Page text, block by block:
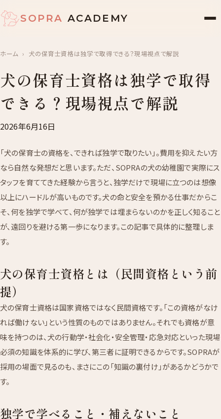
SOPRA ACADEMY
ホーム › 犬の保育士資格は独学で取得できる？現場視点で解説
犬の保育士資格は独学で取得
できる？現場視点で解説
2026年6月16日
「犬の保育士の資格を、できれば独学で取りたい」。費用を抑えたい方
なら自然な発想だと思います。ただ、SOPRAの犬の幼稚園で実際にス
タッフを育ててきた経験から言うと、独学だけで現場に立つのは想像
以上にハードルが高いものです。犬の命と安全を預かる仕事だからこ
そ、何を独学で学べて、何が独学では埋まらないのかを正しく知ること
が、遠回りを避ける第一歩になります。この記事で具体的に整理しま
す。
犬の保育士資格とは（民間資格という前
提）
犬の保育士資格は国家資格ではなく民間資格です。「この資格がなけ
れば働けない」という性質のものではありません。それでも資格が意
味を持つのは、犬の行動学・社会化・安全管理・応急対応といった現場
必須の知識を体系的に学び、第三者に証明できるからです。SOPRAが
採用の場面で見るのも、まさにこの「知識の裏付け」があるかどうかで
す。
独学で学べること・補えないこと